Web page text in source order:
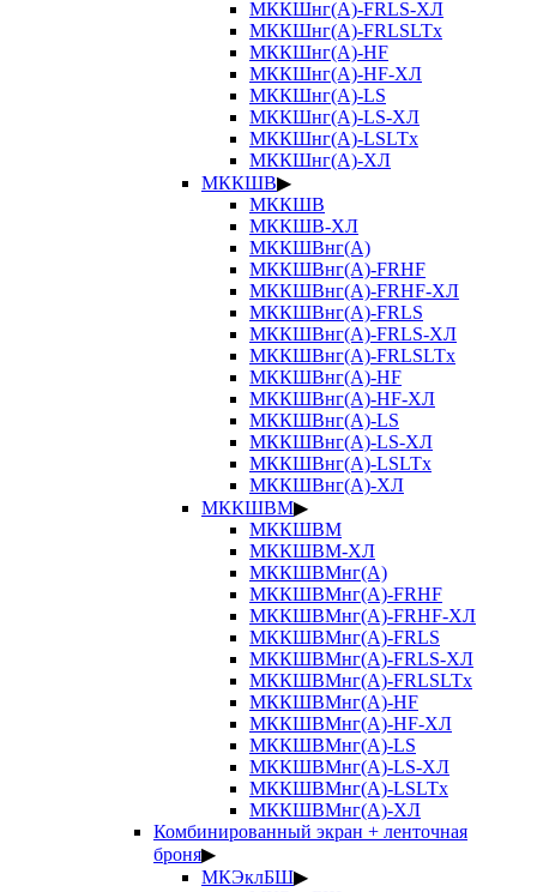
МККШнг(А)-FRLS-ХЛ
МККШнг(А)-FRLSLTx
МККШнг(А)-HF
МККШнг(А)-HF-ХЛ
МККШнг(А)-LS
МККШнг(А)-LS-ХЛ
МККШнг(А)-LSLTx
МККШнг(А)-ХЛ
МККШВ▶
МККШВ
МККШВ-ХЛ
МККШВнг(А)
МККШВнг(А)-FRHF
МККШВнг(А)-FRHF-ХЛ
МККШВнг(А)-FRLS
МККШВнг(А)-FRLS-ХЛ
МККШВнг(А)-FRLSLTx
МККШВнг(А)-HF
МККШВнг(А)-HF-ХЛ
МККШВнг(А)-LS
МККШВнг(А)-LS-ХЛ
МККШВнг(А)-LSLTx
МККШВнг(А)-ХЛ
МККШВМ▶
МККШВМ
МККШВМ-ХЛ
МККШВМнг(А)
МККШВМнг(А)-FRHF
МККШВМнг(А)-FRHF-ХЛ
МККШВМнг(А)-FRLS
МККШВМнг(А)-FRLS-ХЛ
МККШВМнг(А)-FRLSLTx
МККШВМнг(А)-HF
МККШВМнг(А)-HF-ХЛ
МККШВМнг(А)-LS
МККШВМнг(А)-LS-ХЛ
МККШВМнг(А)-LSLTx
МККШВМнг(А)-ХЛ
Комбинированный экран + ленточная
броня▶
МКЭклБШ▶